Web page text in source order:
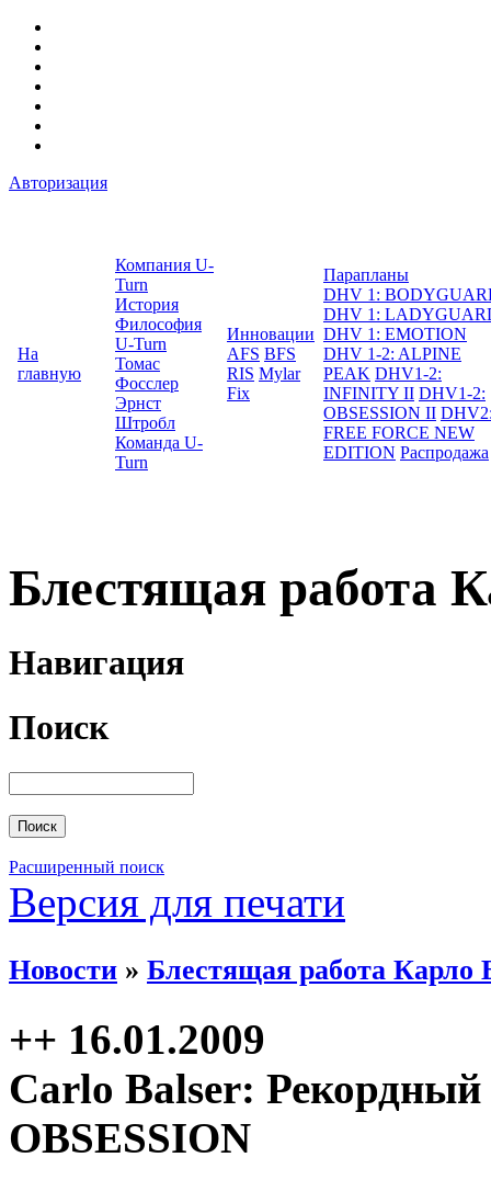
Авторизация
На
главную
Компания U-
Turn
История
Философия
U-Turn
Томас
Фосслер
Эрнст
Штробл
Команда U-
Turn
Инновации
AFS BFS
RIS Mylar
Fix
Парапланы
DHV 1:
DHV 1:
DHV 1: EMOTION
DHV 1-2: ALPINE
PEAK DHV1-2:
INFINITY II DHV1-2:
OBSESSION II
FREE FORCE NEW
EDITION Распродажа
Блестящая работа
Навигация
Поиск
Расширенный поиск
Версия для печати
Новости » Блестящая работа Карло
++ 16.01.2009
Carlo Balser:
OBSESSION